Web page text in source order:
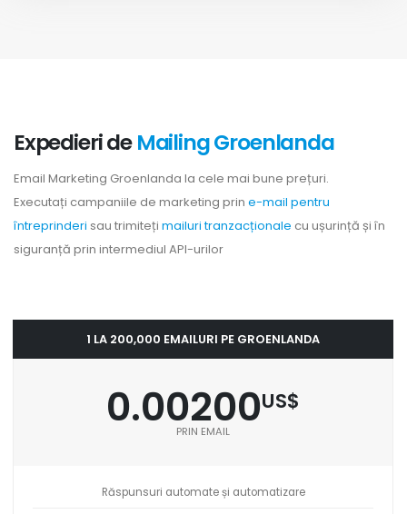
Expedieri deMailing Groenlanda
Email Marketing Groenlanda la cele mai bune prețuri.
Executați campaniile de marketing prin e-mail pentru
întreprinderi sau trimiteți mailuri tranzacționale cu ușurință și în
siguranță prin intermediul API-urilor
1 LA 200,000 EMAILURI PE GROENLANDA
0.00200US$
PRIN EMAIL
Răspunsuri automate și automatizare